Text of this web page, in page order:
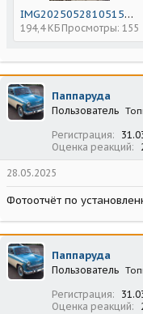
IMG20250528105153.jpg
194,4 КБ Просмотры: 155
Паппаруда
Пользователь
Регистрация
Оценка реакций
28.05.2025
Фотоотчёт по
Паппаруда
Пользователь
Регистрация
Оценка реакций